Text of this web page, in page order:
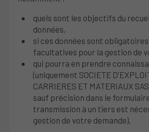
quels sont les objectifs du
données,
si ces données sont obligatoires
facultatives pour la gestion de
qui pourra en prendre
(uniquement SOCIETE
CARRIERES ET MATERIAUX
sauf précision dans le
transmission à un tiers est
gestion de votre demande),